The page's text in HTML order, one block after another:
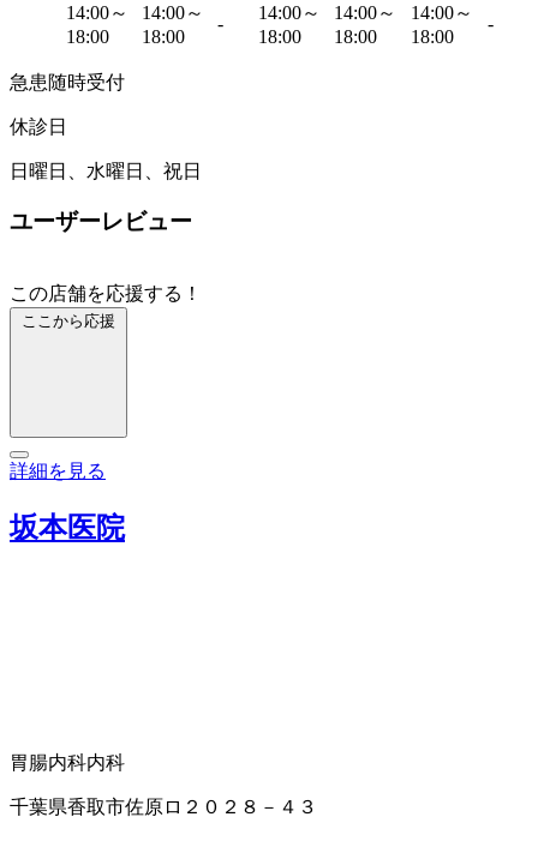
14:00～
18:00
14:00～
18:00
-
14:00～
18:00
14:00～
18:00
14:00～
18:00
-
急患随時受付
休診日
日曜日、水曜日、祝日
ユーザーレビュー
この店舗を応援する！
ここから応援
詳細を見る
坂本医院
胃腸内科内科
千葉県香取市佐原ロ２０２８－４３